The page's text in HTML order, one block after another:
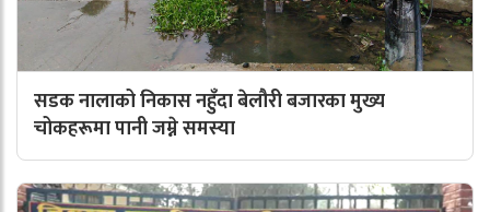
सडक नालाको निकास नहुँदा बेलौरी बजारका मुख्य
चोकहरूमा पानी जम्ने समस्या